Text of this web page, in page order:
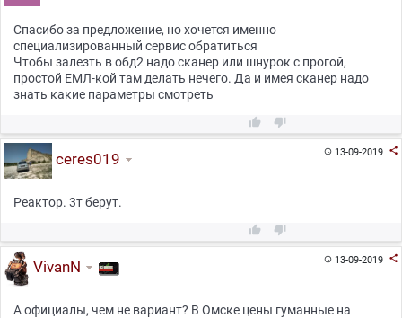
Спасибо за предложение, но хочется именно
специализированный сервис обратиться
Чтобы залезть в обд2 надо сканер или шнурок с прогой,
простой ЕМЛ-кой там делать нечего. Да и имея сканер надо
знать какие параметры смотреть
 
13-09-2019 
ceres019
Реактор. 3т берут.
 
13-09-2019 
VivanN
А официалы, чем не вариант? В Омске цены гуманные на